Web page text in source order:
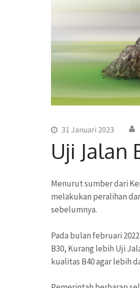
31 Januari 2023
Uji Jalan
Menurut sumber dari
melakukan peralihan
sebelumnya.
Pada bulan februari
B30, Kurang lebih Uji
kualitas B40 agar lebih